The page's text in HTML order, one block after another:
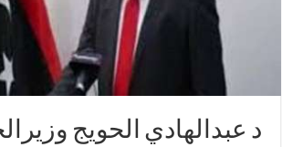
د عبدالهادي الحويج